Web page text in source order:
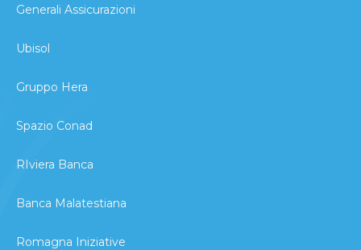
Generali Assicurazioni
Ubisol
Gruppo Hera
Spazio Conad
RIviera Banca
Banca Malatestiana
Romagna Iniziative